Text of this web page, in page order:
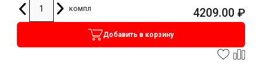
компл
4209.00 ₽
Добавить в корзину